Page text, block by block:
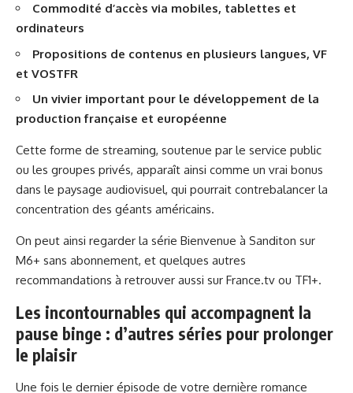
Commodité d’accès via mobiles, tablettes et
ordinateurs
Propositions de contenus en plusieurs langues, VF
et VOSTFR
Un vivier important pour le développement de la
production française et européenne
Cette forme de streaming, soutenue par le service public
ou les groupes privés, apparaît ainsi comme un vrai bonus
dans le paysage audiovisuel, qui pourrait contrebalancer la
concentration des géants américains.
On peut ainsi regarder la série Bienvenue à Sanditon sur
M6+ sans abonnement, et quelques autres
recommandations à retrouver aussi sur France.tv ou TF1+.
Les incontournables qui accompagnent la
pause binge : d’autres séries pour prolonger
le plaisir
Une fois le dernier épisode de votre dernière romance